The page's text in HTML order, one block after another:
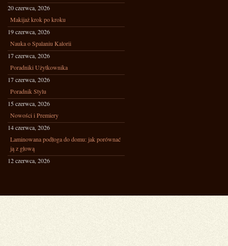
20 czerwca, 2026
Makijaż krok po kroku
19 czerwca, 2026
Nauka o Spalaniu Kalorii
17 czerwca, 2026
Poradniki Użytkownika
17 czerwca, 2026
Poradnik Stylu
15 czerwca, 2026
Nowości i Premiery
14 czerwca, 2026
Laminowana podłoga do domu: jak porównać
ją z głową
12 czerwca, 2026